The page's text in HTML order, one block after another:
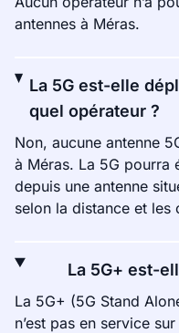
antennes à Méras.
La 5G est-elle
quel opérateur ?
Non, aucune antenne
à Méras. La 5G pourra
depuis une antenne
selon la distance et
La 5G+ est-
La 5G+ (5G Stand
n’est pas en service